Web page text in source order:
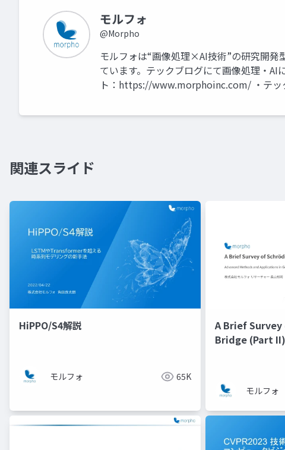
モルフォ
@Morpho
モルフォは“画像処理×AI技術”の研究開発
ています。テックブログにて画像処理・AI
ト：https://www.morphoinc.com/ ・テ
関連スライド
HiPPO/S4解説
モルフォ 65K
A Brief
Bridge (Part II)
モルフォ